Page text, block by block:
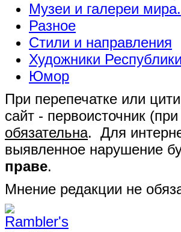
Музеи и галереи мира.
Разное
Стили и направления
Художники
Юмор
При перепечатке или
сайт - первоисточник
обязательна. Для
выявленное нарушение
праве.
Мнение редакции не